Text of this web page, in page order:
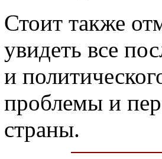
Стоит также
увидеть все
и
проблемы и
страны.